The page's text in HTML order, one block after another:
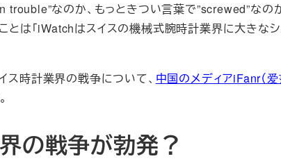
trouble”なのか、もっときつい言葉で”screwed”なの
は「iWatchはスイスの機械式腕時計業界に大きなシ
ス時計業界の戦争について、 中国のメディアiFanr（
の戦争が勃発？